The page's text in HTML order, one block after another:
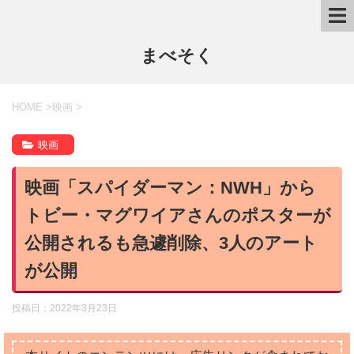
まべそく
HOME > 映画 >
映画
映画「スパイダーマン：NWH」から
トビー・マグワイアさんのポスターが
公開されるも急遽削除、3人のアート
が公開
投稿日： 2022年3月23日